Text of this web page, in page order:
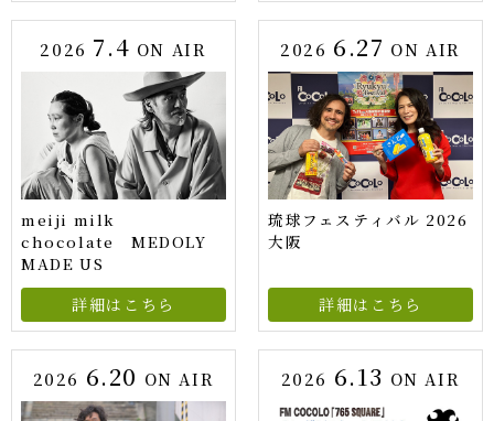
2026 7.4 ON AIR
meiji milk
chocolate MEDOLY
MADE US
詳細はこちら
2026 6.27 ON AIR
琉球フェスティバル 2026
大阪
詳細はこちら
2026 6.20 ON AIR 2026 6.13 ON AIR